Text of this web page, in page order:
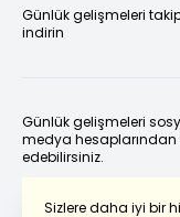
Sizlere daha iyi bir
Günlük gelişmeleri
indirin
Günlük gelişmeleri
medya hesaplarından
edebilirsiniz.